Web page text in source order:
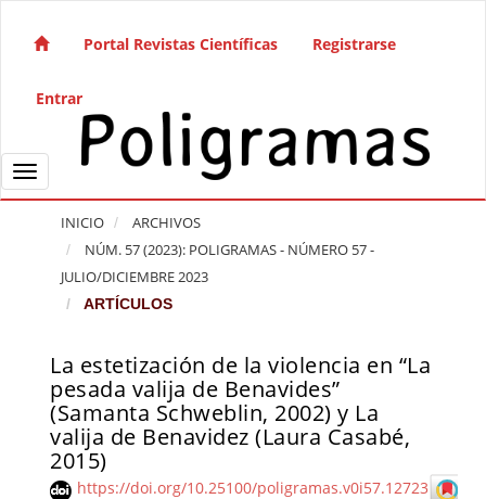
Navegación principal
Barra lateral
Portal Revistas Científicas Registrarse
Entrar
Toggle navigation
INICIO
ARCHIVOS
NÚM. 57 (2023): POLIGRAMAS - NÚMERO 57 -
JULIO/DICIEMBRE 2023
ARTÍCULOS
La estetización de la violencia en “La
pesada valija de Benavides”
(Samanta Schweblin, 2002) y La
valija de Benavidez (Laura Casabé,
2015)
https://doi.org/10.25100/poligramas.v0i57.12723
Barra lateral del artículo